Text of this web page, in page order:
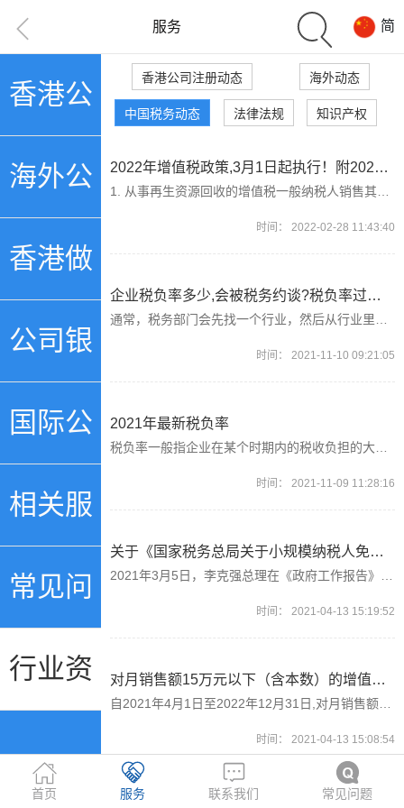
服务 简
香港公
司注册
海外公
司注册
香港做
账审计
公司银
行账号
国际公
证
相关服
务
常见问
题
行业资
讯
香港公司注册动态 海外动态
中国税务动态 法律法规 知识产权
2022年增值税政策,3月1日起执行！附2022年版增值税优惠目录！
时间： 2022-02-28 11:43:40
企业税负率多少,会被税务约谈?税负率过低该如何应对？
时间： 2021-11-10 09:21:05
2021年最新税负率
时间： 2021-11-09 11:28:16
关于《国家税务总局关于小规模纳税人免征增值税征管问题的公告》的解读
时间： 2021-04-13 15:19:52
对月销售额15万元以下（含本数）的增值税小规模纳税人，免征增值税!
时间： 2021-04-13 15:08:54
首页 服务 联系我们 常见问题